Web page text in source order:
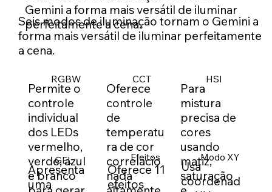
Seis modos de iluminação tornam o Gemini a
forma mais versátil de iluminar perfeitamente
a cena.
Gemini a forma mais versátil de iluminar
perfeitamente a cena.
RGBW CCT HSI
GEL Efeitos Modo XY
Permite o
controle
individual
dos LEDs
vermelho,
verde, azul
e branco
Oferece
controle
de
temperatu
ra de cor
correlacio
nada
Para
mistura
precisa de
cores
usando
matiz,
saturação
Apresenta
uma
Oferece 11
efeitos
Usa
coordenad